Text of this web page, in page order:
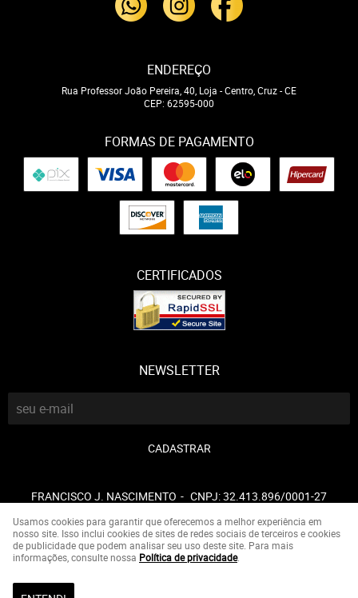
ENDEREÇO
Rua Professor João Pereira, 40, Loja -Centro, Cruz-CE
CEP: 62595-000
FORMAS DE PAGAMENTO
CERTIFICADOS
NEWSLETTER
CADASTRAR
FRANCISCO J. NASCIMENTO CNPJ: 32.413.896/0001-27
LOJA VIRTUAL CRIADA POR
Usamos cookies para garantir que oferecemos a melhor experiência em
nosso site. Isso inclui cookies de sites de redes sociais de terceiros e cookies
de publicidade que podem analisar seu uso deste site. Para mais
informações, consulte nossa Política de privacidade.